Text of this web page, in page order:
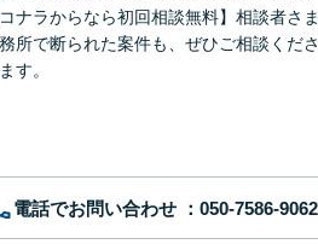
ナラからなら初回相談無料】相談者
所で断られた案件も、ぜひご相談くだ
す。
電話でお問い合わせ